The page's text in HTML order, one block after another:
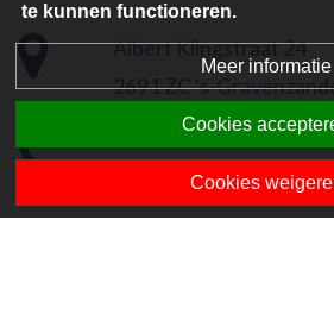
Albert Klingstraat 24
2691 ZC 's-
0174-415187
te kunnen functioneren.
Meer informatie
Cookies
Cookies